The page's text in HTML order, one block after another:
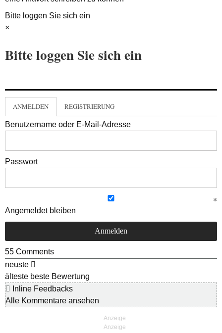
Bitte loggen Sie sich ein
×
Bitte loggen Sie sich ein
ANMELDEN REGISTRIERUNG
Benutzername oder E-Mail-Adresse
Passwort
Angemeldet bleiben
55 Comments
neuste
älteste beste Bewertung
Inline Feedbacks
Alle Kommentare ansehen